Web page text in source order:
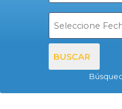
BUSCAR